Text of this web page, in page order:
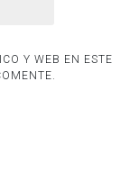
Y WEB EN ESTE